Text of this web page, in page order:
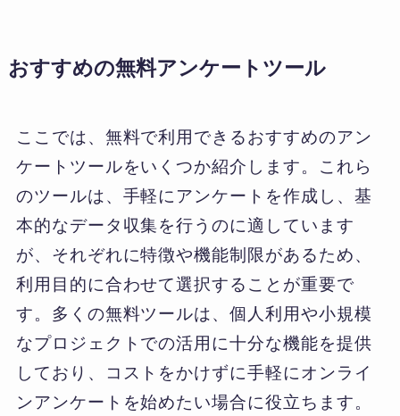
おすすめの無料アンケートツール
ここでは、無料で利用できるおすすめのアン
ケートツールをいくつか紹介します。これら
のツールは、手軽にアンケートを作成し、基
本的なデータ収集を行うのに適しています
が、それぞれに特徴や機能制限があるため、
利用目的に合わせて選択することが重要で
す。多くの無料ツールは、個人利用や小規模
なプロジェクトでの活用に十分な機能を提供
しており、コストをかけずに手軽にオンライ
ンアンケートを始めたい場合に役立ちます。